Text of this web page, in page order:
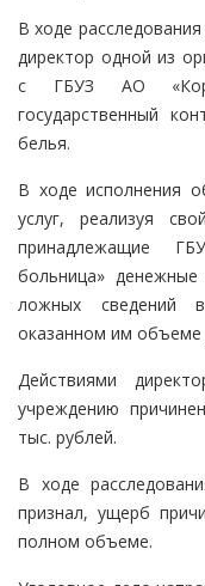
В ходе
директор одной из
с ГБУЗ АО
государственный
белья.
В ходе исполнения
услуг, реализуя
принадлежащие
больница»
ложных сведений
оказанном им объеме
Действиями
учреждению
тыс. рублей.
В ходе
признал, ущерб
полном объеме.